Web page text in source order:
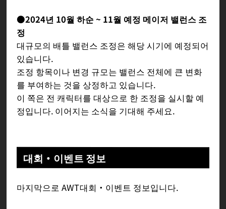
●2024년 10월 하순 ~ 11월 예정 메이저 밸런스 조
정
대규모의 배틀 밸런스 조정은 해당 시기에 예정되어
있습니다.
조정 항목이나 변경 규모는 밸런스 전체에 큰 변화
를 부여하는 것을 상정하고 있습니다.
이 쪽은 전 캐릭터를 대상으로 한 조정을 실시할 예
정입니다. 이어지는 소식을 기대해 주세요.
대회・이벤트 정보
마지막으로 AWT대회・이벤트 정보입니다.